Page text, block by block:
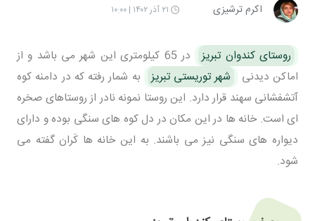
اکرم ترشیزی ۲۱ آذر ۱۴۰۲ | ۱۰:۰۰
روستای کندوان تبریز
در 65 کیلومتری این شهر می باشد و از
اماکن دیدنی
شهر توریستی تبریز
به شمار رفته که در دامنه کوه
آتشفشانی سهند قرار دارد. این روستا نمونه نادر از روستاهای صخره
ای است. خانه ها در این مکان در دل کوه های سنگی بوده و دارای
دیواره های سنگی نیز می باشند. به این خانه ها کَران گفته می
شود.